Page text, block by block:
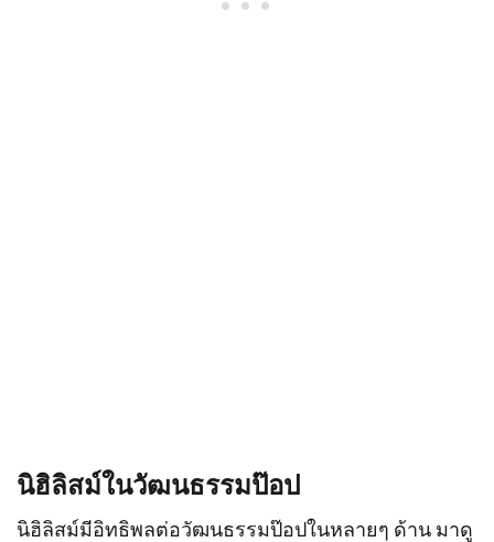
นิฮิลิสม์ในวัฒนธรรมป๊อป
นิฮิลิสม์มีอิทธิพลต่อวัฒนธรรมป๊อปในหลายๆ ด้าน มาดู